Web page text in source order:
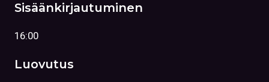
Sisäänkirjautuminen
16:00
Luovutus